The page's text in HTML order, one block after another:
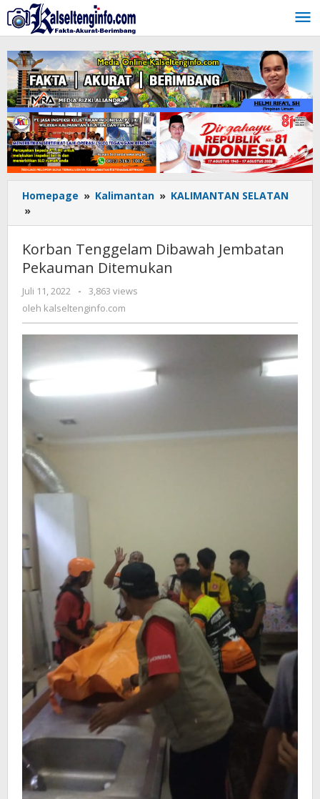
Lewati
ke
konten
Homepage » Kalimantan » KALIMANTAN SELATAN
»
Tenggelam
Dibawah
Jembatan
Pekauman
Ditemukan
Korban Tenggelam Dibawah Jembatan
Pekauman Ditemukan
Juli 11, 2022
oleh
kalseltenginfo.com
-
3,863 views
oleh kalseltenginfo.com